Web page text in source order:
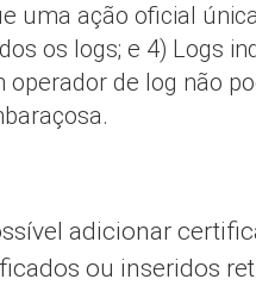
uma ação oficial
os logs; e 4) Logs
operador de log não
adicionar
ou inseridos